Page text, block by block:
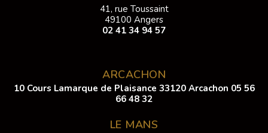
41, rue Toussaint
49100 Angers
02 41 34 94 57
ARCACHON
10 Cours Lamarque de Plaisance 33120 Arcachon 05 56
66 48 32
LE MANS